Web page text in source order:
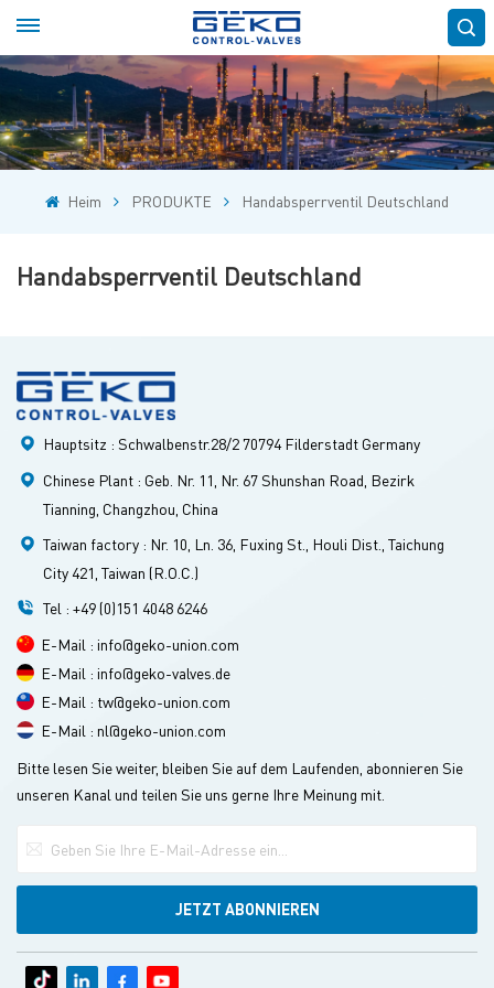
Heim PRODUKTE Handabsperrventil Deutschland
Handabsperrventil Deutschland
Hauptsitz : Schwalbenstr.28/2 70794 Filderstadt Germany
Chinese Plant : Geb. Nr. 11, Nr. 67 Shunshan Road, Bezirk
Tianning, Changzhou, China
Taiwan factory : Nr. 10, Ln. 36, Fuxing St., Houli Dist., Taichung
City 421, Taiwan (R.O.C.)
Tel : +49 (0)151 4048 6246
E-Mail : info@geko-union.com
E-Mail : info@geko-valves.de
E-Mail : tw@geko-union.com
E-Mail : nl@geko-union.com
Bitte lesen Sie weiter, bleiben Sie auf dem Laufenden, abonnieren Sie
unseren Kanal und teilen Sie uns gerne Ihre Meinung mit.